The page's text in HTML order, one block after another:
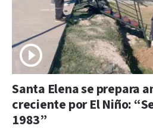
Santa Elena se prepara
creciente por El Niño:
1983”